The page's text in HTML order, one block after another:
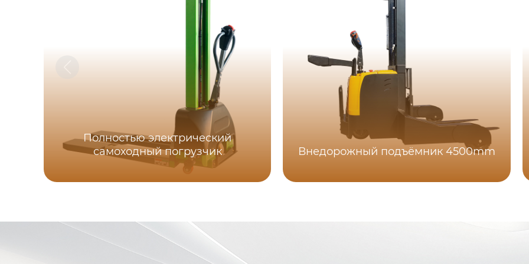
Полностью электрический
самоходный погрузчик
Внедорожный подъёмник 4500mm